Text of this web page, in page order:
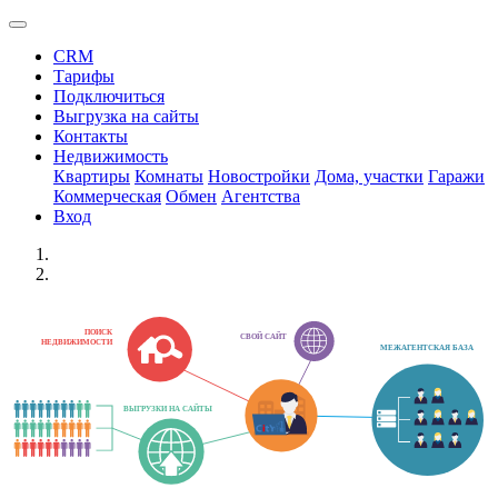
CRM
Тарифы
Подключиться
Выгрузка на сайты
Контакты
Недвижимость
Квартиры Комнаты Новостройки Дома, участки Гаражи
Коммерческая Обмен Агентства
Вход